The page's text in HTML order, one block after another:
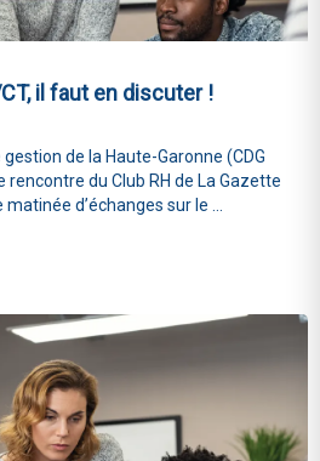
il faut en discuter !
de la Haute-Garonne (CDG
du Club RH de La Gazette
d’échanges sur le ...